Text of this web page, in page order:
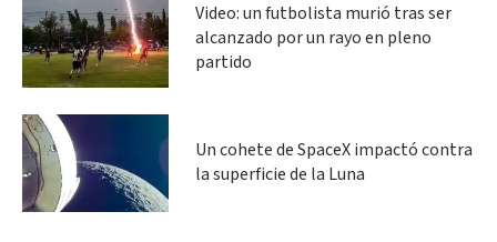
Video: un futbolista murió tras ser
alcanzado por un rayo en pleno
partido
Un cohete de SpaceX impactó contra
la superficie de la Luna